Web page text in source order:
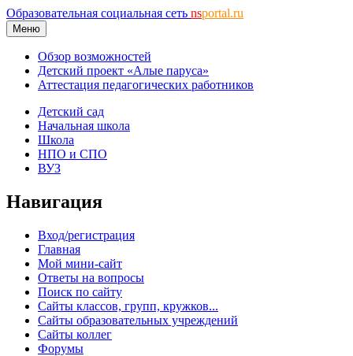
Образовательная социальная сеть nsportal.ru
Меню
Обзор возможностей
Детский проект «Алые паруса»
Аттестация педагогических работников
Детский сад
Начальная школа
Школа
НПО и СПО
ВУЗ
Навигация
Вход/регистрация
Главная
Мой мини-сайт
Ответы на вопросы
Поиск по сайту
Сайты классов, групп, кружков...
Сайты образовательных учреждений
Сайты коллег
Форумы